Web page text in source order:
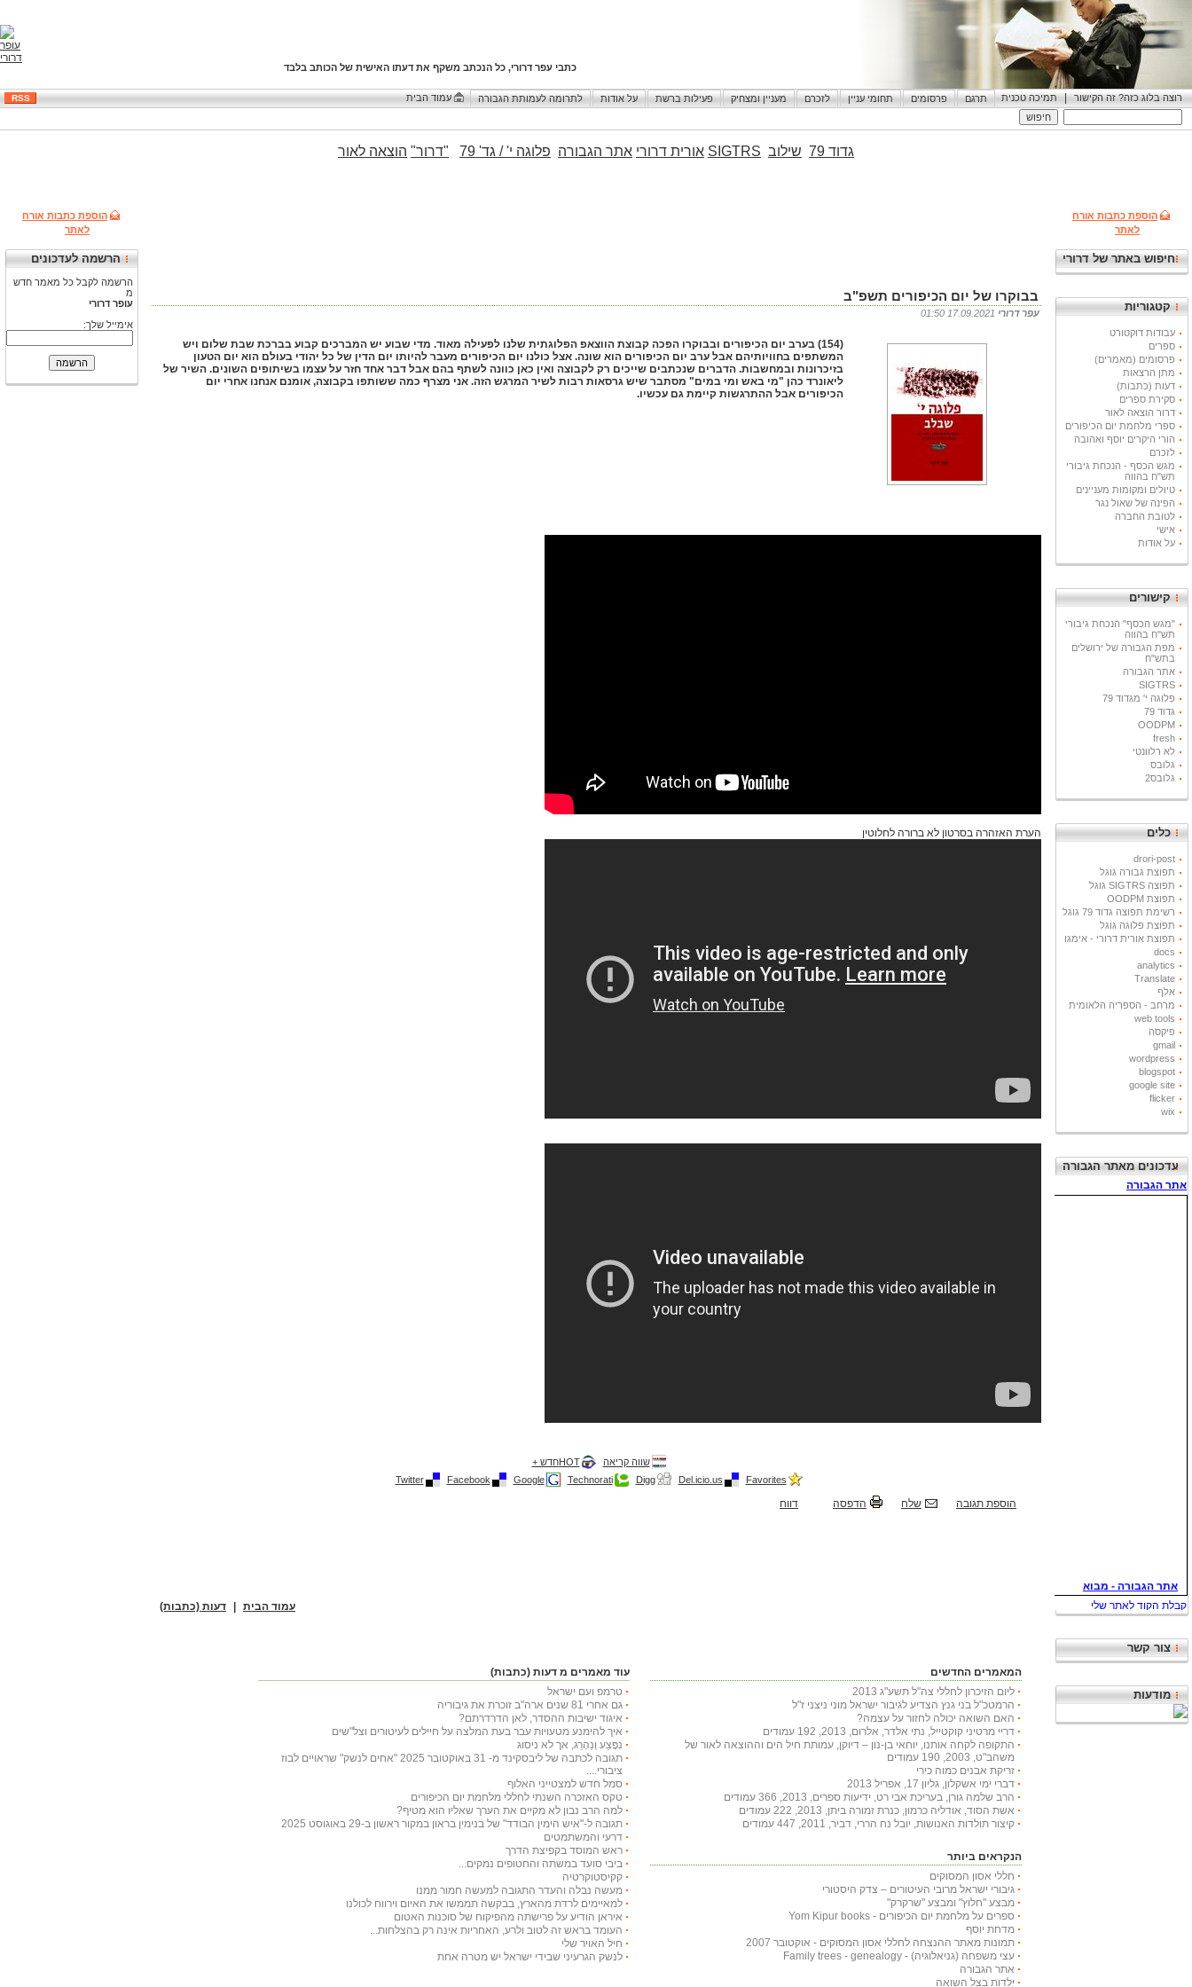
כתבי עפר דרורי, כל הנכתב משקף את דעתו האישית של הכותב בלבד
RSS רוצה בלוג כזה? זה הקישור | תמיכה טכנית תרגם פרסומים תחומי עניין לזכרם מעניין ומצחיק פעילות ברשת על אודות לתרומה לעמותת הגבורה עמוד הבית
הוספת כתבות אורח
לאתר
הרשמה לעדכונים
הרשמה לקבל כל מאמר חדש
מ
עופר דרורי
אימייל שלך:
הוספת כתבות אורח
לאתר
חיפוש באתר של דרורי
קטגוריות
עבודות דוקטורט
ספרים
פרסומים (מאמרים)
מתן הרצאות
דעות (כתבות)
סקירת ספרים
דרור הוצאה לאור
ספרי מלחמת יום הכיפורים
הורי היקרים יוסף ואהובה
לזכרם
מגש הכסף - הנכחת גיבורי
תש"ח בהווה
טיולים ומקומות מעניינים
הפינה של שאול נגר
לטובת החברה
אישי
על אודות
קישורים
"מגש הכסף" הנכחת גיבורי
תש"ח בהווה
מפת הגבורה של ירושלים
בתש"ח
אתר הגבורה
SIGTRS
פלוגה י' מגדוד 79
גדוד 79
OODPM
fresh
לא רלוונטי
גלובס
גלובס2
כלים
drori-post
תפוצת גבורה גוגל
תפוצה SIGTRS גוגל
תפוצת OODPM
רשימת תפוצה גדוד 79 גוגל
תפוצת פלוגה גוגל
תפוצת אורית דרורי - אימגו
docs
analytics
Translate
אלף
מרחב - הספריה הלאומית
web tools
פיקסה
gmail
wordpress
blogspot
google site
flicker
wix
עדכונים מאתר הגבורה
צור קשר
מודעות
גדוד 79 שילוב SIGTRS אורית דרורי אתר הגבורה פלוגה י' / גד' 79 "דרור" הוצאה לאור
בבוקרו של יום הכיפורים תשפ"ב
עפר דרורי
(154) בערב יום הכיפורים ובבוקרו הפכה קבוצת הווצאפ הפלוגתית שלנו לפעילה מאוד. מדי שבוע יש המברכים קבוע בברכת שבת שלום ויש
המשתפים בחוויותיהם אבל ערב יום הכיפורים הוא שונה. אצל כולנו יום הכיפורים מעבר להיותו יום הדין של כל יהודי בעולם הוא יום הטעון
בזיכרונות ובמחשבות. הדברים שנכתבים שייכים רק לקבוצה ואין כאן כוונה לשתף בהם אבל דבר אחד חזר על עצמו בשיתופים השונים. השיר של
ליאונרד כהן "מי באש ומי במים" מסתבר שיש גרסאות רבות לשיר המרגש הזה. אני מצרף כמה ששותפו בקבוצה, אומנם אנחנו אחרי יום
הכיפורים אבל ההתרגשות קיימת גם עכשיו.
הערת האזהרה בסרטון לא ברורה לחלוטין
שווה קריאה
HOTחדש +
Favorites
Del.icio.us
Digg
Technorati
Google
Facebook
Twitter
הוספת תגובה שלח הדפסה דווח
עמוד הבית דעות (כתבות)
המאמרים החדשים
ליום הזיכרון לחללי צה"ל תשע"ג 2013
הרמטכ"ל בני גנץ הצדיע לגיבור ישראל מוני ניצני ז"ל
האם השואה יכולה לחזור על עצמה?
דריי מרטיני קוקטייל, נתי אלדר, אלרום, 2013, 192 עמודים
התקופה לקחה אותנו, יוחאי בן-נון – דיוקן, עמותת חיל הים וההוצאה לאור של
משהב"ט, 2003, 190 עמודים
זריקת אבנים כמוה כירי
דברי ימי אשקלון, גליון 17, אפריל 2013
הרב שלמה גורן, בעריכת אבי רט, ידיעות ספרים, 2013, 366 עמודים
אשת הסוד, אודליה כרמון, כנרת זמורה ביתן, 2013, 222 עמודים
קיצור תולדות האנושות, יובל נח הררי, דביר, 2011, 447 עמודים
הנקראים ביותר
חללי אסון המסוקים
גיבורי ישראל מרובי העיטורים – צדק היסטורי
מבצע "חלוץ" ומבצע "שרקרק"
ספרים על מלחמת יום הכיפורים - Yom Kipur books
מדחת יוסף
תמונות מאתר ההנצחה לחללי אסון המסוקים - אוקטובר 2007
עצי משפחה (גניאלוגיה) - Family trees - genealogy
אתר הגבורה
ילדות בצל השואה
עוד מאמרים מ דעות (כתבות)
טרמפ ועם ישראל
גם אחרי 81 שנים ארה"ב זוכרת את גיבוריה
איגוד ישיבות ההסדר, לאן הדרדרתם?
איך להימנע מטעויות עבר בעת המלצה על חיילים לעיטורים וצל"שים
נִפָּצַע וְנֵהָרֵג, אך לא ניסוג
תגובה לכתבה של ליבסקינד מ- 31 באוקטובר 2025 "אחים לנשק" שראויים לבוז
ציבורי....
סמל חדש למצטייני האלוף
טקס האזכרה השנתי לחללי מלחמת יום הכיפורים
למה הרב נבון לא מקיים את הערך שאליו הוא מטיף?
תגובה ל-"איש הימין הבודד" של בנימין בראון במקור ראשון ב-29 באוגוסט 2025
דרעי והמשתמטים
ראש המוסד בקפיצת הדרך
ביבי סועד במשתה והחטופים נמקים...
קקיסטוקרטיה
מעשה נבלה והעדר התגובה למעשה חמור ממנו
למאיימים לרדת מהארץ, בבקשה תממשו את האיום וירווח לכולנו
איראן הודיע על פרישתה מהפיקוח של סוכנות האטום
העומד בראש זה לטוב ולרע, האחריות אינה רק בהצלחות...
חיל האויר שלי
לנשק הגרעיני שבידי ישראל יש מטרה אחת